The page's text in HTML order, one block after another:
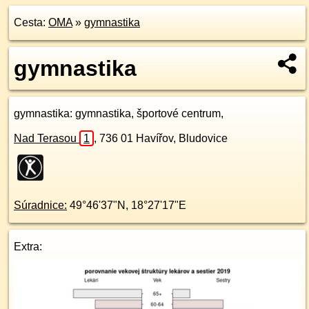
Cesta: OMA» gymnastika
gymnastika
gymnastika: gymnastika, športové centrum,
Nad Terasou 1 , 736 01 Havířov, Bludovice
Súradnice: 49°46'37"N , 18°27'17"E
Extra: